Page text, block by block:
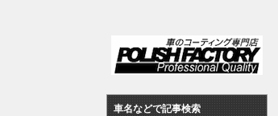
車名などで記事検索